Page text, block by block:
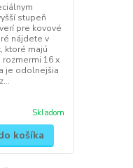
stupeň
pre kovové
nájdete v
ktoré majú
16 x
je odolnejšia
Skladom
košíka